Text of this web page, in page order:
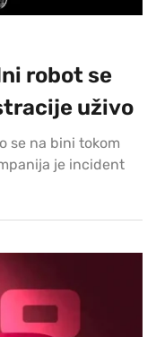
robot se
uživo
se na bini tokom
je incident